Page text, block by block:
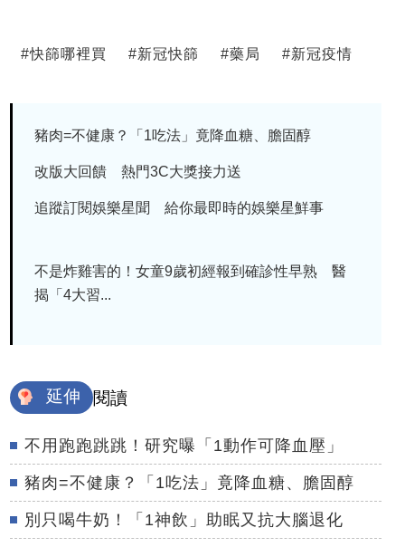
#快篩哪裡買 #新冠快篩 #藥局 #新冠疫情
豬肉=不健康？「1吃法」竟降血糖、膽固醇
改版大回饋 熱門3C大獎接力送
追蹤訂閱娛樂星聞 給你最即時的娛樂星鮮事
不是炸雞害的！女童9歲初經報到確診性早熟 醫
揭「4大習...
延伸 閱讀
不用跑跑跳跳！研究曝「1動作可降血壓」
豬肉=不健康？「1吃法」竟降血糖、膽固醇
別只喝牛奶！「1神飲」助眠又抗大腦退化